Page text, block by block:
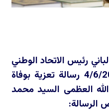
رئيس الاتحاد الوطني
الكوردستاني، الخميس 4/6/2026 رسالة تعزية بوفاة
العظمى السيد محمد
الرسالة: